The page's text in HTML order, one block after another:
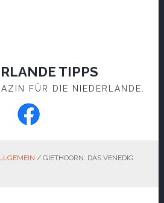
TIPPS
FÜR DIE NIEDERLANDE.
/GIETHOORN: DAS VENEDIG